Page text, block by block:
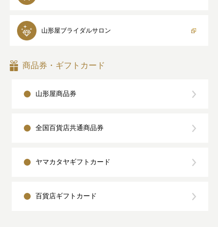
山形屋ブライダルサロン
商品券・ギフトカード
山形屋商品券
全国百貨店共通商品券
ヤマカタヤギフトカード
百貨店ギフトカード